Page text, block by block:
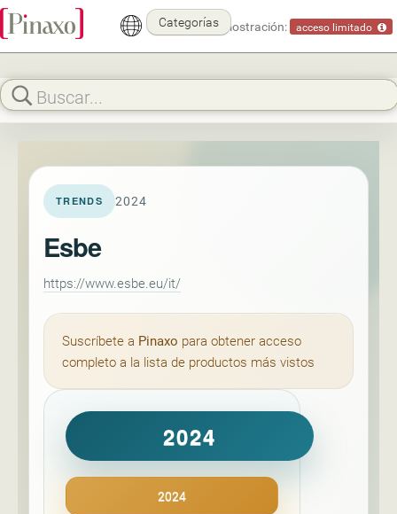
Modo demostración: acceso limitado
Categorías
TRENDS 2024
Esbe
https://www.esbe.eu/it/
Suscríbete a Pinaxo para obtener acceso
completo a la lista de productos más vistos
2024
2024